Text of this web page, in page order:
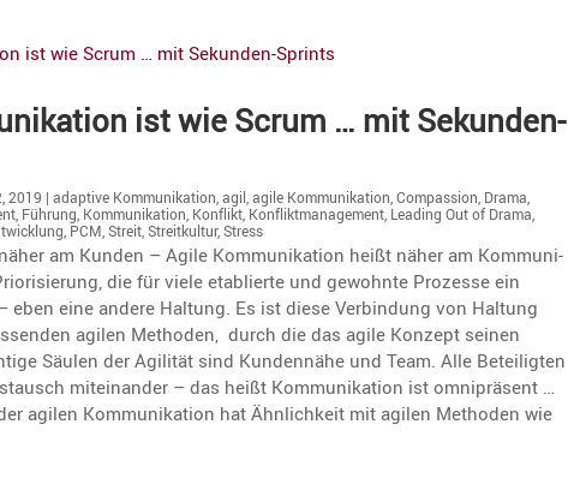
ist wie Scrum … mit Sekunden-
2019 |adaptive Kommunikation ,agil ,agile Kommunikation ,Compassion Drama
Führung,Kommunikation Konflikt Konfliktmanagement Leading Out of Drama
,PCM ,Streit ,Streitkultur,Stress
am Kunden – Agile Kommu­ni­ka­tion heißt näher am Kommu­ni­
die für viele etablierte und gewohnte Prozesse ein
eben eine andere Haltung. Es ist diese Verbin­dung von Haltung
agilen Methoden, durch die das agile Konzept seinen
Säulen der Agilität sind Kunden­nähe und Team. Alle Betei­ligten
mitein­ander – das heißt Kommu­ni­ka­tion ist omniprä­sent …
agilen Kommu­ni­ka­tion hat Ähnlich­keit mit agilen Methoden wie